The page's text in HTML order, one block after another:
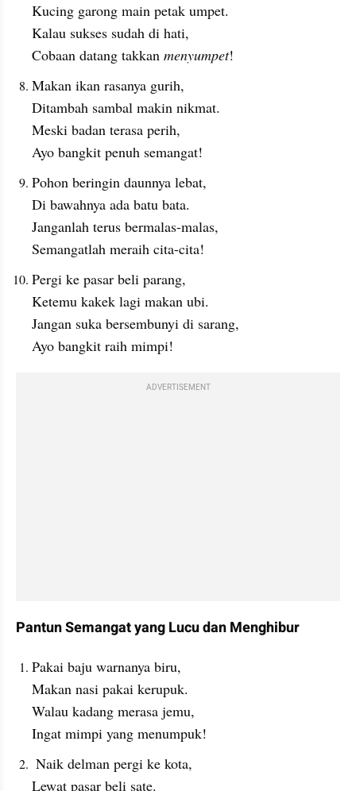
Kucing garong main petak umpet.
Kalau sukses sudah di hati,
Cobaan datang takkan menyumpet!
Makan ikan rasanya gurih,
Ditambah sambal makin nikmat.
Meski badan terasa perih,
Ayo bangkit penuh semangat!
Pohon beringin daunnya lebat,
Di bawahnya ada batu bata.
Janganlah terus bermalas-malas,
Semangatlah meraih cita-cita!
Pergi ke pasar beli parang,
Ketemu kakek lagi makan ubi.
Jangan suka bersembunyi di sarang,
Ayo bangkit raih mimpi!
ADVERTISEMENT
Pantun Semangat yang Lucu dan Menghibur
Pakai baju warnanya biru,
Makan nasi pakai kerupuk.
Walau kadang merasa jemu,
Ingat mimpi yang menumpuk!
Naik delman pergi ke kota,
Lewat pasar beli sate.